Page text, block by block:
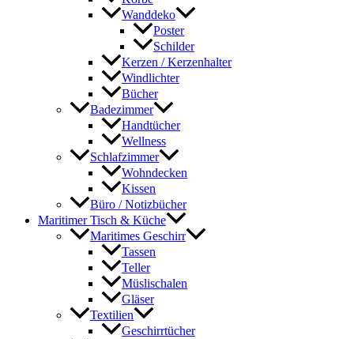
Wanddeko
Poster
Schilder
Kerzen / Kerzenhalter
Windlichter
Bücher
Badezimmer
Handtücher
Wellness
Schlafzimmer
Wohndecken
Kissen
Büro / Notizbücher
Maritimer Tisch & Küche
Maritimes Geschirr
Tassen
Teller
Müslischalen
Gläser
Textilien
Geschirrtücher